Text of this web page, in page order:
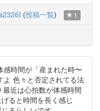
(投稿一覧) 1
時間が「産まれた時〜
よ 色々と否定されてる法
近は心拍数が体感時間
ると時間を長く感じ